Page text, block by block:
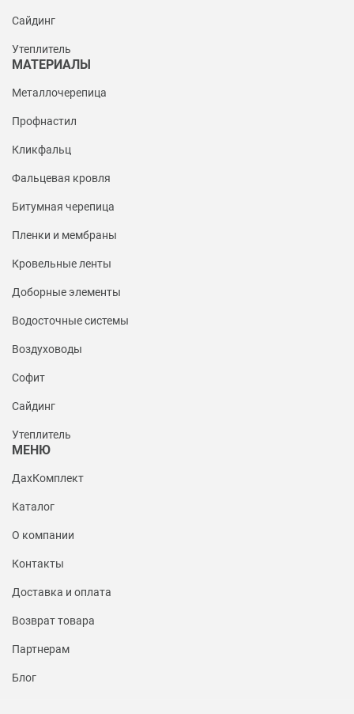
Сайдинг
Утеплитель
МАТЕРИАЛЫ
Металлочерепица
Профнастил
Кликфальц
Фальцевая кровля
Битумная черепица
Пленки и мембраны
Кровельные ленты
Доборные элементы
Водосточные системы
Воздуховоды
Софит
Сайдинг
Утеплитель
МЕНЮ
ДахКомплект
Каталог
О компании
Контакты
Доставка и оплата
Возврат товара
Партнерам
Блог